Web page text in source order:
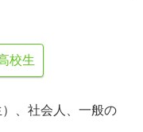
校生
、社会人、一般の